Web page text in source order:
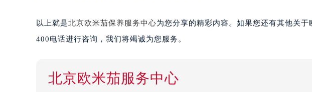
以上就是北京欧米茄保养服务中心为您分享的精彩内容。如果您还有其他关
400电话进行咨询，我们将竭诚为您服务。
北京欧米茄服务中心